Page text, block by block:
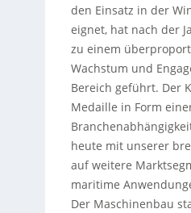
den Einsatz in der
eignet, hat nach der
zu einem
Wachstum und
Bereich geführt. Der
Medaille in Form
heute mit unserer
auf weitere
maritime
Der Maschinenbau